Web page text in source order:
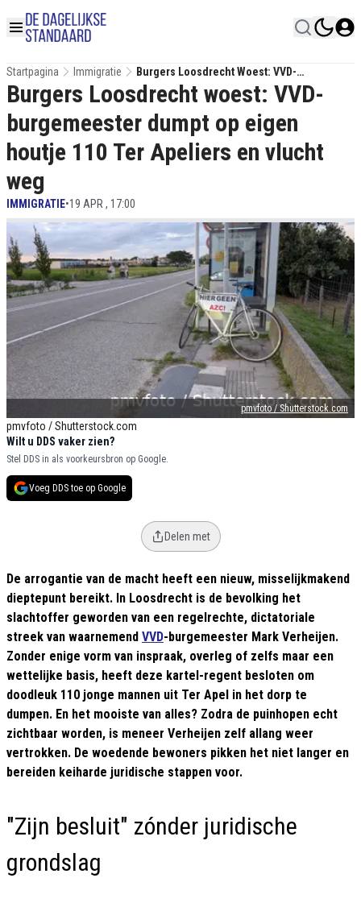
Startpagina Immigratie
Burgers Loosdrecht Woest: VVD-
Burgemeester Dumpt Op Eigen Houtje 110
Ter Apeliers En Vlucht Weg
pmvfoto / Shutterstock.com
pmvfoto / Shutterstock.com
Burgers Loosdrecht woest: VVD-
burgemeester dumpt op eigen
houtje 110 Ter Apeliers en vlucht
weg
IMMIGRATIE•19 APR , 17:00
Wilt u DDS vaker zien?
Stel DDS in als voorkeursbron op Google.
Voeg DDS toe op Google
Delen met
De arrogantie van de macht heeft een nieuw, misselijkmakend
dieptepunt bereikt. In Loosdrecht is de bevolking het
slachtoffer geworden van een regelrechte, dictatoriale
streek van waarnemend VVD-burgemeester Mark Verheijen.
Zonder enige vorm van inspraak, overleg of zelfs maar een
wettelijke basis, heeft deze kartel-regent besloten om
doodleuk 110 jonge mannen uit Ter Apel in het dorp te
dumpen. En het mooiste van alles? Zodra de puinhopen echt
zichtbaar worden, is meneer Verheijen zelf allang weer
vertrokken. De woedende bewoners pikken het niet langer en
bereiden keiharde juridische stappen voor.
"Zijn besluit" zónder juridische
grondslag